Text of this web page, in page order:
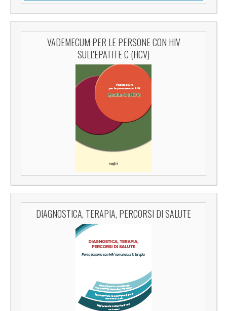
VADEMECUM PER LE PERSONE CON HIV
SULL'EPATITE C (HCV)
DIAGNOSTICA, TERAPIA, PERCORSI DI SALUTE